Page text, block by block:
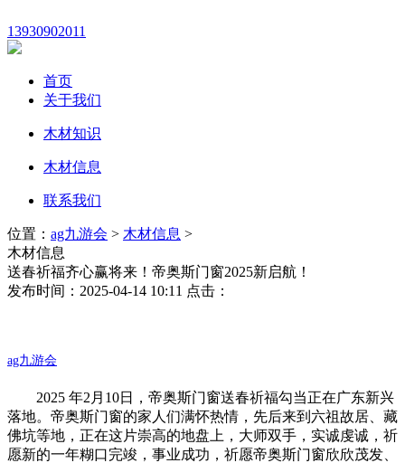
13930902011
首页
关于我们
木材知识
木材信息
联系我们
位置： ag九游会 > 木材信息 >
木材信息
送春祈福齐心赢将来！帝奥斯门窗2025新启航！
发布时间：2025-04-14 10:11 点击：
ag九游会
2025 年2月10日，帝奥斯门窗送春祈福勾当正在广东新兴
落地。帝奥斯门窗的家人们满怀热情，先后来到六祖故居、藏
佛坑等地，正在这片崇高的地盘上，大师双手，实诚虔诚，祈
愿新的一年糊口完竣，事业成功，祈愿帝奥斯门窗欣欣茂发、